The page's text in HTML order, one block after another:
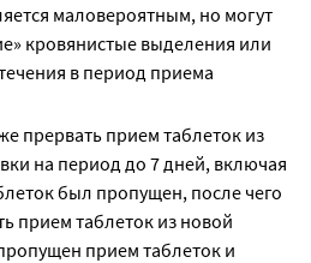
маловероятным, но могут
кровянистые выделения или
в период приема
прервать прием таблеток из
на период до 7 дней, включая
был пропущен, после чего
прием таблеток из новой
прием таблеток и